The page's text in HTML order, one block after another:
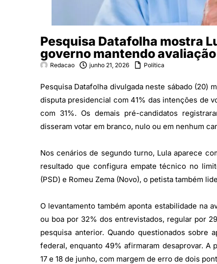
Pesquisa Datafolha mostra
governo mantendo
Redacao junho 21, 2026 Política
Pesquisa Datafolha divulgada neste sábado (20)
disputa presidencial com 41% das intenções de
com 31%. Os demais pré-candidatos
disseram votar em branco, nulo ou em nenhum
Nos cenários de segundo turno, Lula aparece
resultado que configura empate técnico no
(PSD) e Romeu Zema (Novo), o petista também
O levantamento também aponta estabilidade na
ou boa por 32% dos entrevistados, regular por
pesquisa anterior. Quando questionados sobre
federal, enquanto 49% afirmaram desaprovar.
17 e 18 de junho, com margem de erro de dois